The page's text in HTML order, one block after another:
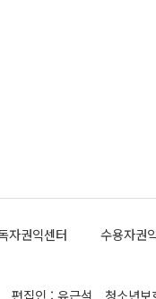
자권익센터 수용자권
편집인 : 유근석 청소년